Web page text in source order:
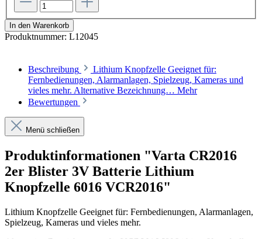
In den Warenkorb
Produktnummer: L12045
Beschreibung
Lithium Knopfzelle Geeignet für:
Fernbedienungen, Alarmanlagen, Spielzeug, Kameras und
vieles mehr. Alternative Bezeichnung… Mehr
Bewertungen
Menü schließen
Produktinformationen "Varta CR2016
2er Blister 3V Batterie Lithium
Knopfzelle 6016 VCR2016"
Lithium Knopfzelle Geeignet für: Fernbedienungen, Alarmanlagen,
Spielzeug, Kameras und vieles mehr.